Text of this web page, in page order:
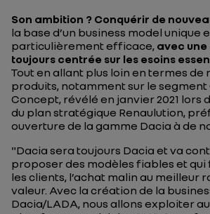
Son ambition ? Conquérir de
la base d’un business model unique
particulièrement efficace, avec
toujours centrée sur les esoins
Tout en allant plus loin en termes de
produits, notamment sur le segment
Concept, révélé en janvier 2021 lors
du plan stratégique Renaulution,
ouverture de la gamme Dacia à de
"Dacia sera toujours Dacia et va
proposer des modèles fiables et qui
les clients, l’achat malin au meilleur
valeur. Avec la création de la
Dacia/LADA, nous allons exploiter